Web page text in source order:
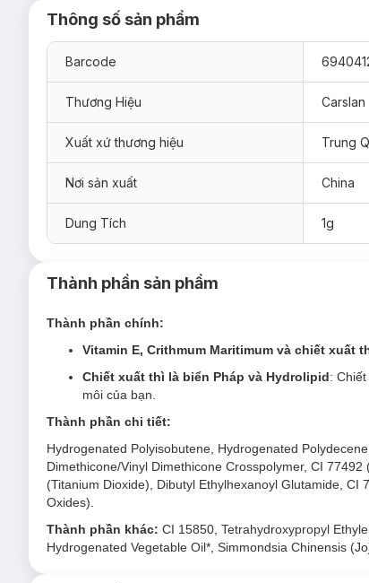
Ưu thế nổi bật của Son Tint Carslan Lip
Giảm nếp nhăn môi: 81,25% người dùng đồng ý
một cách hiệu quả trong vòng 28 ngày.
Son bóng được bổ sung
đặn và gợi cảm.
Dễ dàng sử dụng: Chỉ cần thoa một lớp mỏng
Serum dạng nước vừa thoa trong veo dễ tán:
Chiết xuất thì là biển Pháp và Hydrolipid
môi của bạn.
Thông số sản phẩm
Barcode
Thương Hiệu Carslan
Xuất xứ thương hiệu Trung
Nơi sản xuất China
Dung Tích 1g
Thành phần sản phẩm
Thành phần chính:
Vitamin E, Crithmum Maritimum và chiết xuất
Chiết xuất thì là biển Pháp và Hydrolipid:
môi của bạn.
Thành phần chi tiết:
Hydrogenated Polyisobutene, Hydrogenated
Dimethicone/Vinyl Dimethicone Crosspolymer, CI
(Titanium Dioxide), Dibutyl Ethylhexanoyl Glutamide,
Oxides).
Thành phần khác: CI 15850, Tetrahydroxypropyl
Hydrogenated Vegetable Oil*, Simmondsia Chinensis